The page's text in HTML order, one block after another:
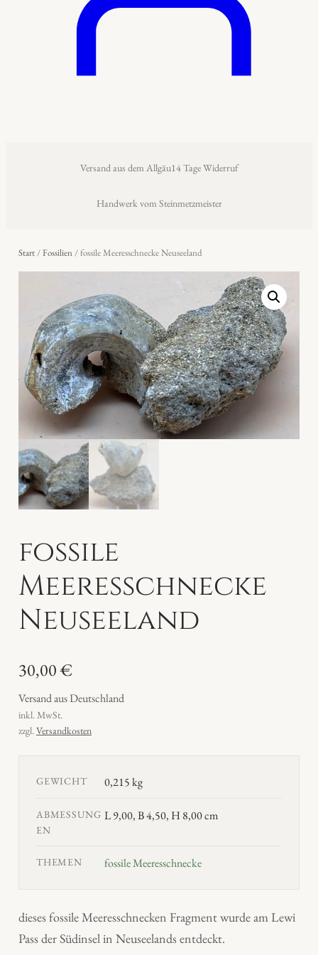
Versand aus dem Allgäu14 Tage Widerruf
Handwerk vom Steinmetzmeister
Start/Fossilien/ fossile Meeresschnecke Neuseeland
fossile
Meeresschnecke
Neuseeland
30,00€
Versand aus Deutschland
inkl. MwSt.
zzgl.Versandkosten
GEWICHT 0,215 kg
ABMESSUNG
EN
L 9,00, B 4,50, H 8,00 cm
THEMEN fossile Meeresschnecke
dieses fossile Meeresschnecken Fragment wurde am Lewi
Pass der Südinsel in Neuseelands entdeckt.